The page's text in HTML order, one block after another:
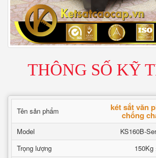
THÔNG SỐ KỸ
Tên sản phẩm két sắt văn
chống
Model
KS160B-
Trọng lượng
150Kg